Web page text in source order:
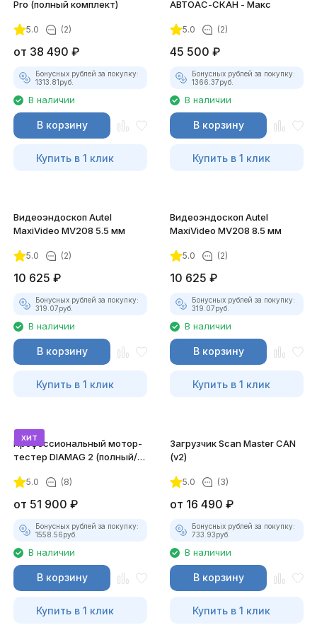
Pro (полный комплект)
5.0 (2)
от 38 490 ₽
Бонусных рублей за покупку:
1313.81руб.
В наличии
В корзину
Купить в 1 клик
АВТОАС-СКАН - Макс
5.0 (2)
45 500 ₽
Бонусных рублей за покупку:
1366.37руб.
В наличии
В корзину
Купить в 1 клик
Видеоэндоскоп Autel
MaxiVideo MV208 5.5 мм
5.0 (2)
10 625 ₽
Бонусных рублей за покупку:
319.07руб.
В наличии
В корзину
Купить в 1 клик
Видеоэндоскоп Autel
MaxiVideo MV208 8.5 мм
5.0 (2)
10 625 ₽
Бонусных рублей за покупку:
319.07руб.
В наличии
В корзину
Купить в 1 клик
хит
Профессиональный мотор-
тестер DIAMAG 2 (полный/
5.0 (8)
от 51 900 ₽
Бонусных рублей за покупку:
1558.56руб.
В наличии
В корзину
Купить в 1 клик
Загрузчик Scan Master CAN
(v2)
5.0 (3)
от 16 490 ₽
Бонусных рублей за покупку:
733.93руб.
В наличии
В корзину
Купить в 1 клик